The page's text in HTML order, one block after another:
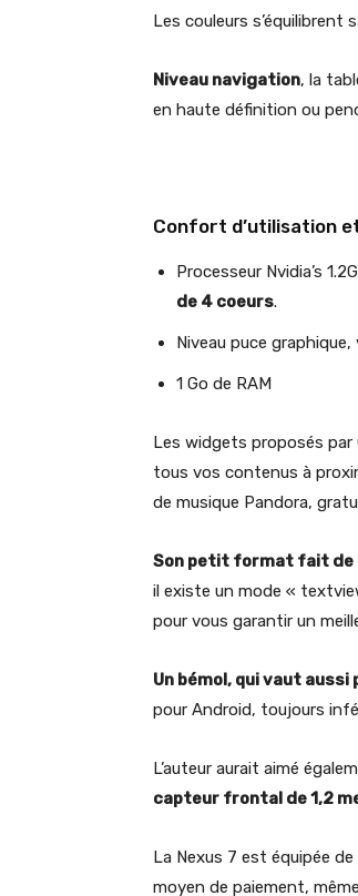
Les couleurs s’équilibrent
Niveau navigation, la
en haute définition ou
Confort d’utilisation
Processeur Nvidia’s
de 4 coeurs.
Niveau puce graphique,
1 Go de RAM
Les widgets proposés par
tous vos contenus à
de musique Pandora,
Son petit format fait de
il existe un mode «
pour vous garantir un
Un bémol, qui vaut
pour Android, toujours
L’auteur aurait aimé
capteur frontal de 1,2
La Nexus 7 est équipée
moyen de paiement,